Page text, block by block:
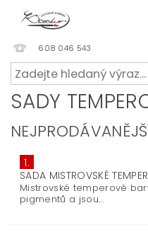
608 046 543
SADY
1.
SADA MISTROVSKÉ
Mistrovské temperové
pigmentů a jsou...